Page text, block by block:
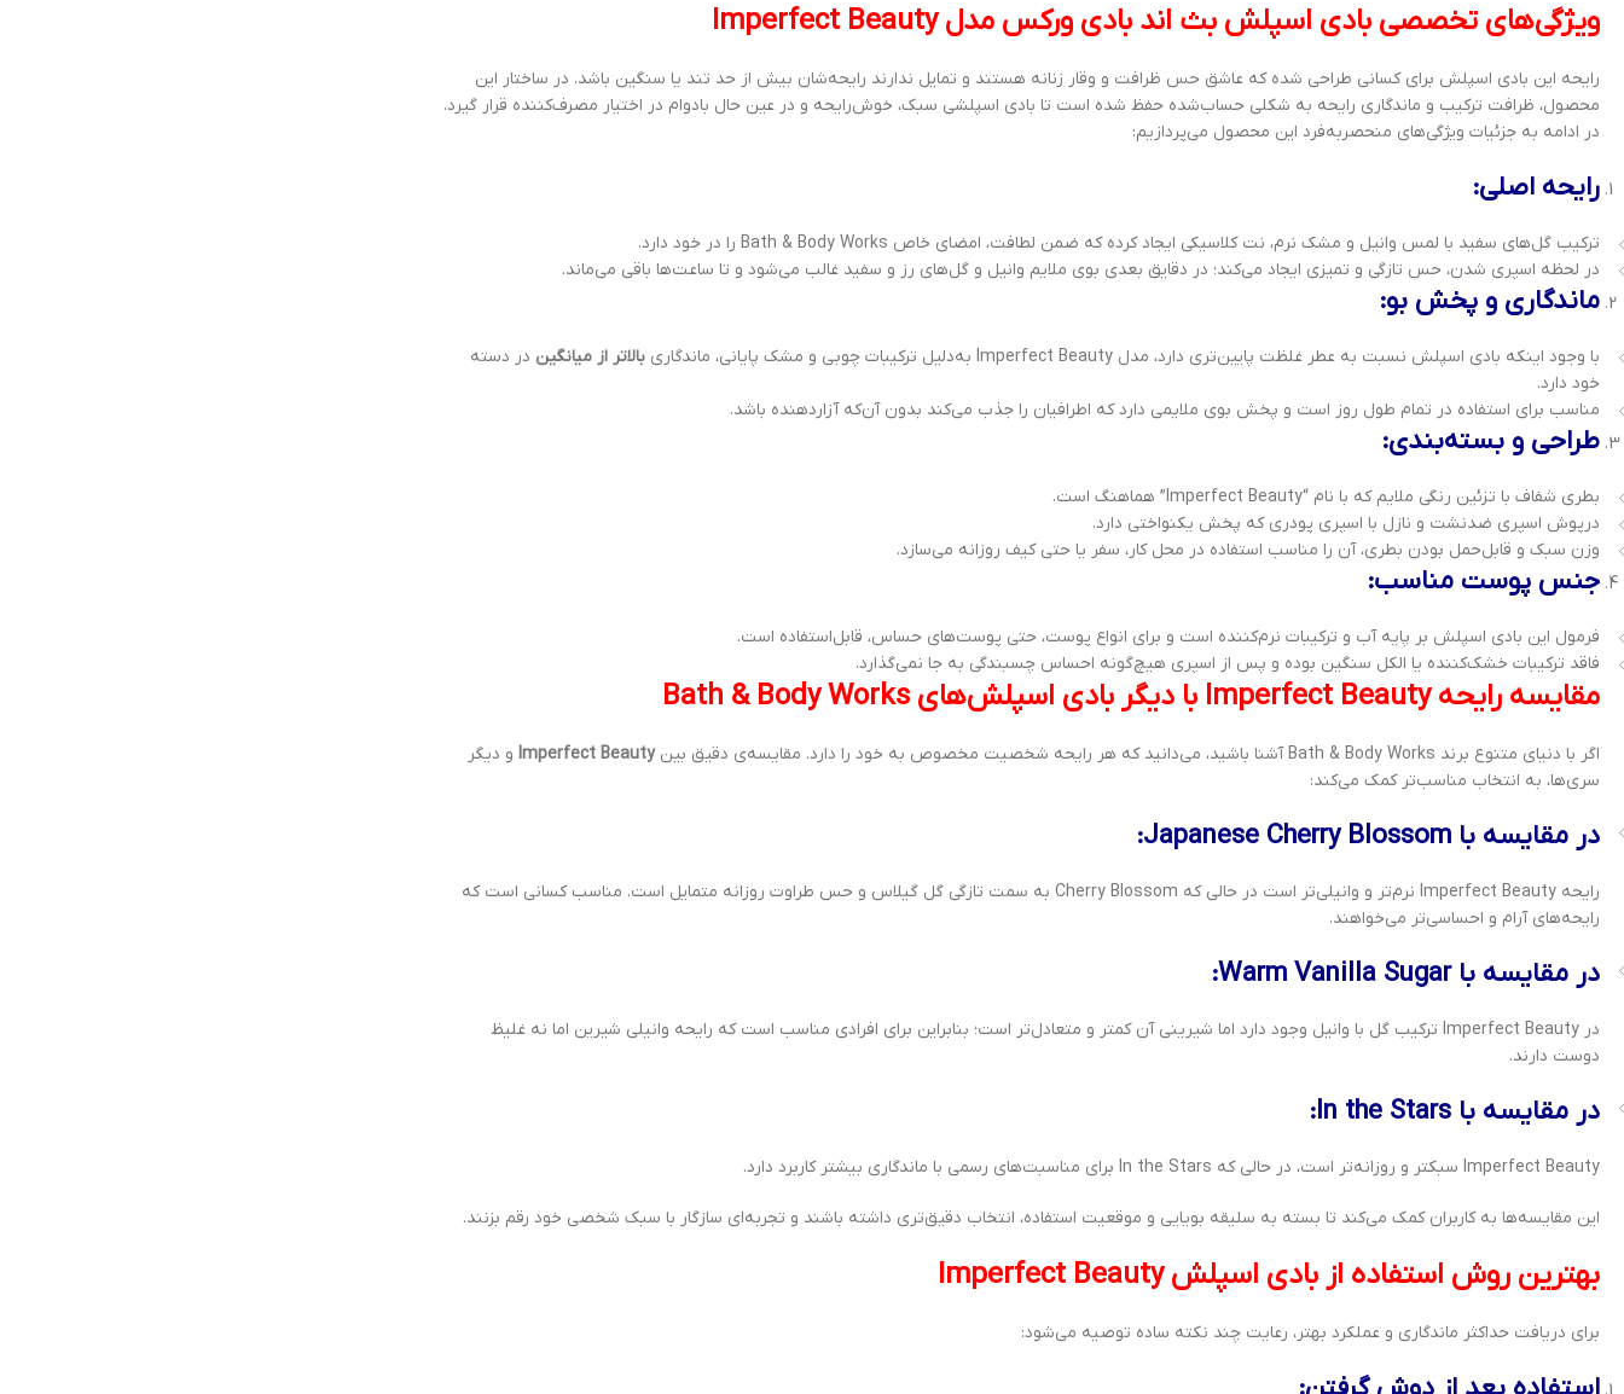
ویژگی‌های تخصصی بادی اسپلش بث اند بادی ورکس مدل Imperfect Beauty
رایحه این بادی اسپلش برای کسانی طراحی شده که عاشق حس ظرافت و وقار زنانه هستند و تمایل ندارند رایحه‌شان بیش از حد تند یا سنگین باشد. در ساختار این
محصول، ظرافت ترکیب و ماندگاری رایحه به شکلی حساب‌شده حفظ شده است تا بادی اسپلشی سبک، خوش‌رایحه و در عین حال بادوام در اختیار مصرف‌کننده قرار گیرد.
در ادامه به جزئیات ویژگی‌های منحصربه‌فرد این محصول می‌پردازیم:
رایحه اصلی:
ترکیب گل‌های سفید با لمس وانیل و مشک نرم، نت کلاسیکی ایجاد کرده که ضمن لطافت، امضای خاص Bath & Body Works را در خود دارد.
در لحظه اسپری شدن، حس تازگی و تمیزی ایجاد می‌کند؛ در دقایق بعدی بوی ملایم وانیل و گل‌های رز و سفید غالب می‌شود و تا ساعت‌ها باقی می‌ماند.
ماندگاری و پخش بو:
با وجود اینکه بادی اسپلش نسبت به عطر غلظت پایین‌تری دارد، مدل Imperfect Beauty به‌دلیل ترکیبات چوبی و مشک پایانی، ماندگاری بالاتر از میانگین در دسته
خود دارد.
مناسب برای استفاده در تمام طول روز است و پخش بوی ملایمی دارد که اطرافیان را جذب می‌کند بدون آن‌که آزاردهنده باشد.
طراحی و بسته‌بندی:
بطری شفاف با تزئین رنگی ملایم که با نام “Imperfect Beauty” هماهنگ است.
درپوش اسپری ضدنشت و نازل با اسپری پودری که پخش یکنواختی دارد.
وزن سبک و قابل‌حمل بودن بطری، آن را مناسب استفاده در محل کار، سفر یا حتی کیف روزانه می‌سازد.
جنس پوست مناسب:
فرمول این بادی اسپلش بر پایه آب و ترکیبات نرم‌کننده است و برای انواع پوست، حتی پوست‌های حساس، قابل‌استفاده است.
فاقد ترکیبات خشک‌کننده یا الکل سنگین بوده و پس از اسپری هیچ‌گونه احساس چسبندگی به جا نمی‌گذارد.
مقایسه رایحه Imperfect Beauty با دیگر بادی اسپلش‌های Bath & Body Works
اگر با دنیای متنوع برند Bath & Body Works آشنا باشید، می‌دانید که هر رایحه شخصیت مخصوص به خود را دارد. مقایسه‌ی دقیق بین Imperfect Beauty و دیگر
سری‌ها، به انتخاب مناسب‌تر کمک می‌کند:
در مقایسه با Japanese Cherry Blossom:
رایحه Imperfect Beauty نرم‌تر و وانیلی‌تر است در حالی که Cherry Blossom به سمت تازگی گل گیلاس و حس طراوت روزانه متمایل است. مناسب کسانی است که
رایحه‌های آرام و احساسی‌تر می‌خواهند.
در مقایسه با Warm Vanilla Sugar:
در Imperfect Beauty ترکیب گل با وانیل وجود دارد اما شیرینی آن کمتر و متعادل‌تر است؛ بنابراین برای افرادی مناسب است که رایحه وانیلی شیرین اما نه غلیظ
دوست دارند.
در مقایسه با In the Stars:
Imperfect Beauty سبکتر و روزانه‌تر است، در حالی که In the Stars برای مناسبت‌های رسمی با ماندگاری بیشتر کاربرد دارد.
این مقایسه‌ها به کاربران کمک می‌کند تا بسته به سلیقه بویایی و موقعیت استفاده، انتخاب دقیق‌تری داشته باشند و تجربه‌ای سازگار با سبک شخصی خود رقم بزنند.
بهترین روش استفاده از بادی اسپلش Imperfect Beauty
برای دریافت حداکثر ماندگاری و عملکرد بهتر، رعایت چند نکته ساده توصیه می‌شود: